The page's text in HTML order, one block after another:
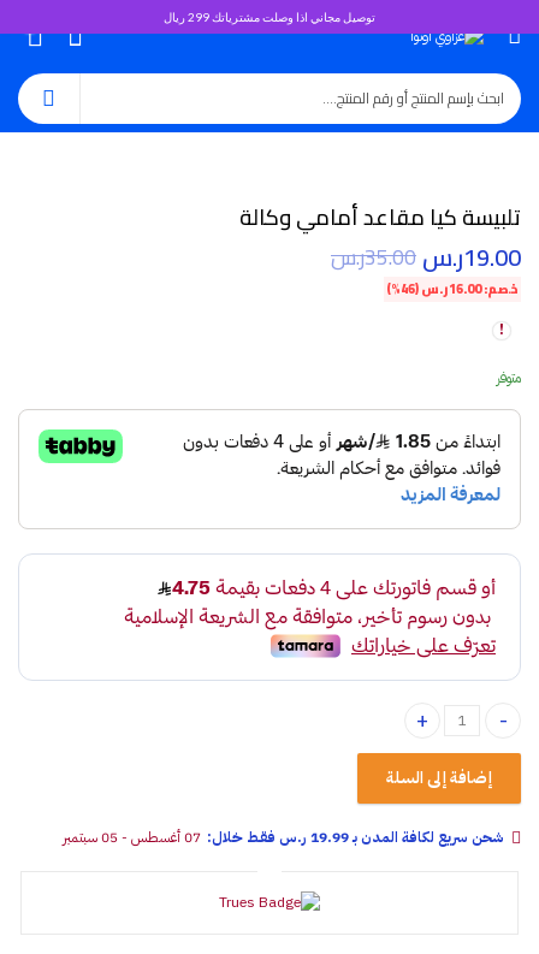
توصيل مجاني اذا وصلت مشترياتك 299 ريال
تلبيسة كيا مقاعد أمامي وكالة
19.00ر.س35.00ر.س
خصم:16.00ر.س(46%)
متوفر
تلبيسة كيا مقاعد أمامي وكالة quantity
إضافة إلى السلة
شحن سريع لكافة المدن بـ 19.99 ر.س فقـط خلال: 07 أغسطس - 05 سبتمبر